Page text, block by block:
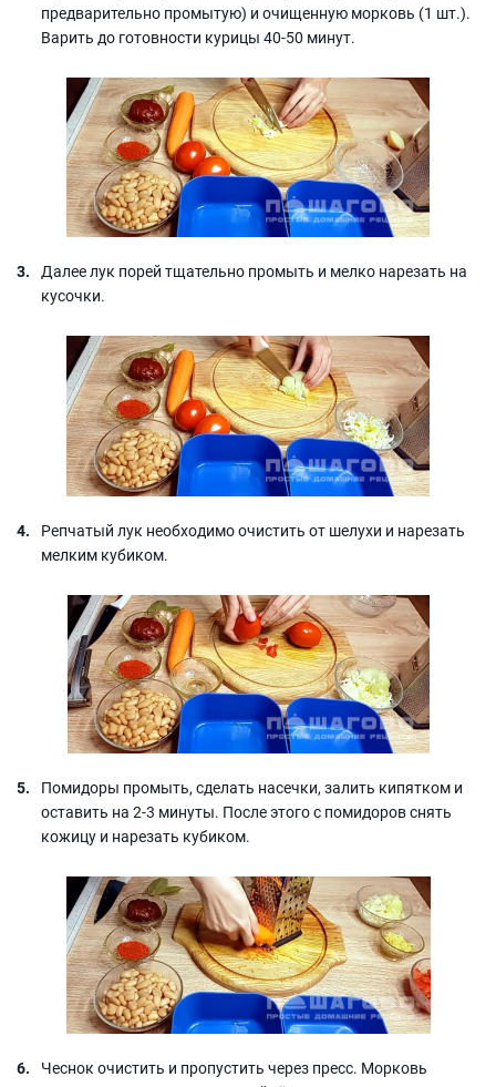
предварительно промытую) и очищенную морковь (1 шт.).
Варить до готовности курицы 40-50 минут.
Далее лук порей тщательно промыть и мелко нарезать на
кусочки.
Репчатый лук необходимо очистить от шелухи и нарезать
мелким кубиком.
Помидоры промыть, сделать насечки, залить кипятком и
оставить на 2-3 минуты. После этого с помидоров снять
кожицу и нарезать кубиком.
Чеснок очистить и пропустить через пресс. Морковь